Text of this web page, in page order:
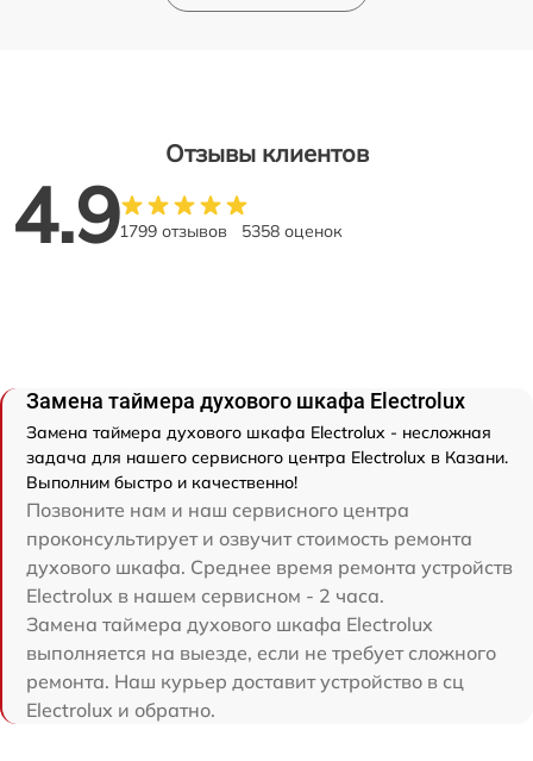
Отзывы клиентов
4.91799 отзывов 5358 оценок
Замена таймера духового шкафа Electrolux
Замена таймера духового шкафа Electrolux - несложная
задача для нашего сервисного центра Electrolux в Казани.
Выполним быстро и качественно!
Позвоните нам и наш сервисного центра
проконсультирует и озвучит стоимость ремонта
духового шкафа. Среднее время ремонта устройств
Electrolux в нашем сервисном - 2 часа.
Замена таймера духового шкафа Electrolux
выполняется на выезде, если не требует сложного
ремонта. Наш курьер доставит устройство в сц
Electrolux и обратно.